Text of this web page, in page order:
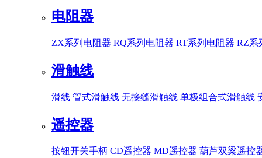
电阻器
ZX系列电阻器 RQ系列电阻器 RT系列电阻器 RZ系
滑触线
滑线 管式滑触线 无接缝滑触线 单极组合式滑触线
遥控器
按钮开关手柄 CD遥控器 MD遥控器 葫芦双梁遥控